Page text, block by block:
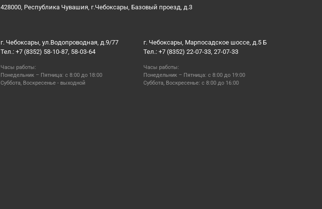
428000, Республика Чувашия, г.Чебоксары, Базовый проезд, д.3
г. Чебоксары, ул.Водопроводная, д.9/77
Тел.: +7 (8352) 58-10-87, 58-03-64
Часы работы:
Понедельник – Пятница: с 8:00 до 18:00
Суббота, Воскресенье - выходной
г. Чебоксары, Марпосадское шоссе, д.5 Б
Тел.: +7 (8352) 22-07-33, 27-07-33
Часы работы:
Понедельник – Пятница: с 8:00 до 19:00
Суббота, Воскресенье: с 8:00 до 16:00